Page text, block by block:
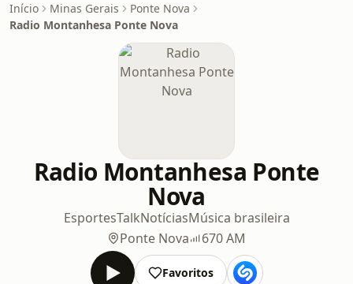
Início Minas Gerais
Ponte Nova
Radio Montanhesa Ponte Nova
Radio Montanhesa Ponte
Nova
EsportesTalkNotíciasMúsica brasileira
Ponte Nova
670 AM
Favoritos